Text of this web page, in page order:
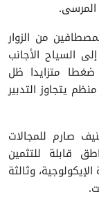
من الزوار
السياح الأجانب
متزايدا ظل
يتجاوز التدبير
صارم للمجالات
قابلة للتثمين
وثالثة